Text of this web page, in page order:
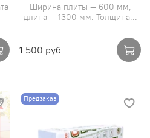
–
Ширина плиты — 600 мм,
длина — 1300 мм. Толщина...
1 500 руб
Предзаказ